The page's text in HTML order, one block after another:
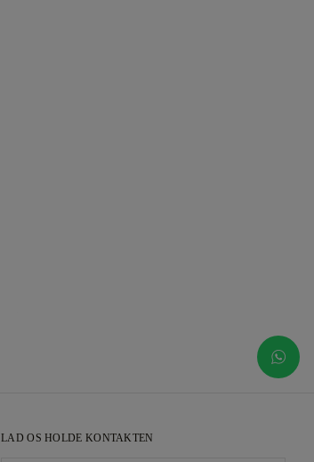
LAD OS HOLDE KONTAKTEN